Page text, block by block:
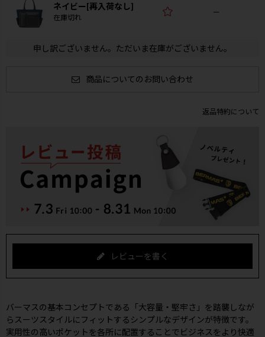
ネイビー[再入荷なし]
在庫切れ
—
申し訳ございません。ただいま在庫がございません。
商品についてのお問い合わせ
返品特約について
レビューを書く
バーマスの基本コンセプトである「大容量・堅牢さ」を踏襲しなが
らスーツスタイルにフィットするシンプルなデザインが特徴です。
実用性の高いポケットを各所に配置することでビジネスをより快適